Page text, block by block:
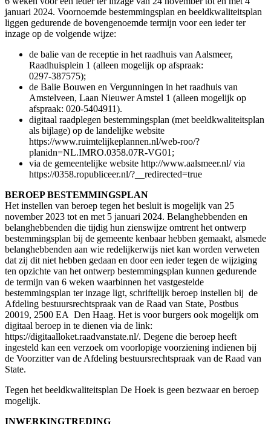
januari 2024. Voornoemde bestemmingsplan en beeldkwaliteitsplan
liggen gedurende de bovengenoemde termijn voor een ieder ter
inzage op de volgende wijze:
de balie van de receptie in het raadhuis van Aalsmeer,
Raadhuisplein 1 (alleen mogelijk op afspraak:
0297-387575);
de Balie Bouwen en Vergunningen in het raadhuis van
Amstelveen, Laan Nieuwer Amstel 1 (alleen mogelijk op
afspraak: 020-5404911).
digitaal raadplegen bestemmingsplan (met beeldkwaliteitsplan
als bijlage) op de landelijke website
https://www.ruimtelijkeplannen.nl/web-roo/?
planidn=NL.IMRO.0358.07R-VG01;
via de gemeentelijke website http://www.aalsmeer.nl/ via
https://0358.ropubliceer.nl/?__redirected=true
BEROEP BESTEMMINGSPLAN
Het instellen van beroep tegen het besluit is mogelijk van 25
november 2023 tot en met 5 januari 2024. Belanghebbenden en
belanghebbenden die tijdig hun zienswijze omtrent het ontwerp
bestemmingsplan bij de gemeente kenbaar hebben gemaakt, alsmede
belanghebbenden aan wie redelijkerwijs niet kan worden verweten
dat zij dit niet hebben gedaan en door een ieder tegen de wijziging
ten opzichte van het ontwerp bestemmingsplan kunnen gedurende
de termijn van 6 weken waarbinnen het vastgestelde
bestemmingsplan ter inzage ligt, schriftelijk beroep instellen bij de
Afdeling bestuursrechtspraak van de Raad van State, Postbus
20019, 2500 EA Den Haag. Het is voor burgers ook mogelijk om
digitaal beroep in te dienen via de link:
https://digitaalloket.raadvanstate.nl/. Degene die beroep heeft
ingesteld kan een verzoek om voorlopige voorziening indienen bij
de Voorzitter van de Afdeling bestuursrechtspraak van de Raad van
State.
Tegen het beeldkwaliteitsplan De Hoek is geen bezwaar en beroep
mogelijk.
INWERKINGTREDING